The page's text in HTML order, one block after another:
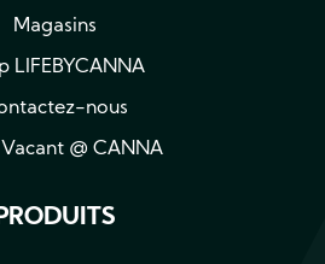
Magasins
LIFEBYCANNA
nous
@ CANNA